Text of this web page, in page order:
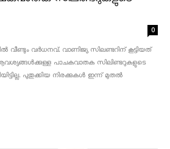
0
വീണ്ടും വർധനവ്. വാണിജ്യ സിലണ്ടറിന് കൂട്ടിയത്
പാചകവാതക സിലിണ്ടറുകളുടെ
പുതുക്കിയ നിരക്കുകൾ ഇന്ന് മുതൽ